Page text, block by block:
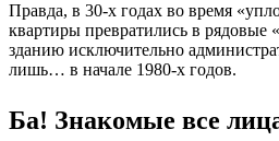
Правда, в 30-х годах во время
квартиры превратились в рядовые
зданию исключительно
лишь… в начале 1980-х годов.
Ба! Знакомые все